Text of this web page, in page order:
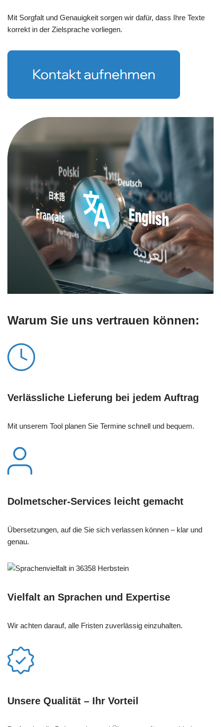
Mit Sorgfalt und Genauigkeit sorgen wir dafür, dass Ihre Texte
korrekt in der Zielsprache vorliegen.
Warum Sie uns vertrauen können:
Verlässliche Lieferung bei jedem Auftrag
Mit unserem Tool planen Sie Termine schnell und bequem.
Dolmetscher-Services leicht gemacht
Übersetzungen, auf die Sie sich verlassen können – klar und
genau.
Vielfalt an Sprachen und Expertise
Wir achten darauf, alle Fristen zuverlässig einzuhalten.
Unsere Qualität – Ihr Vorteil